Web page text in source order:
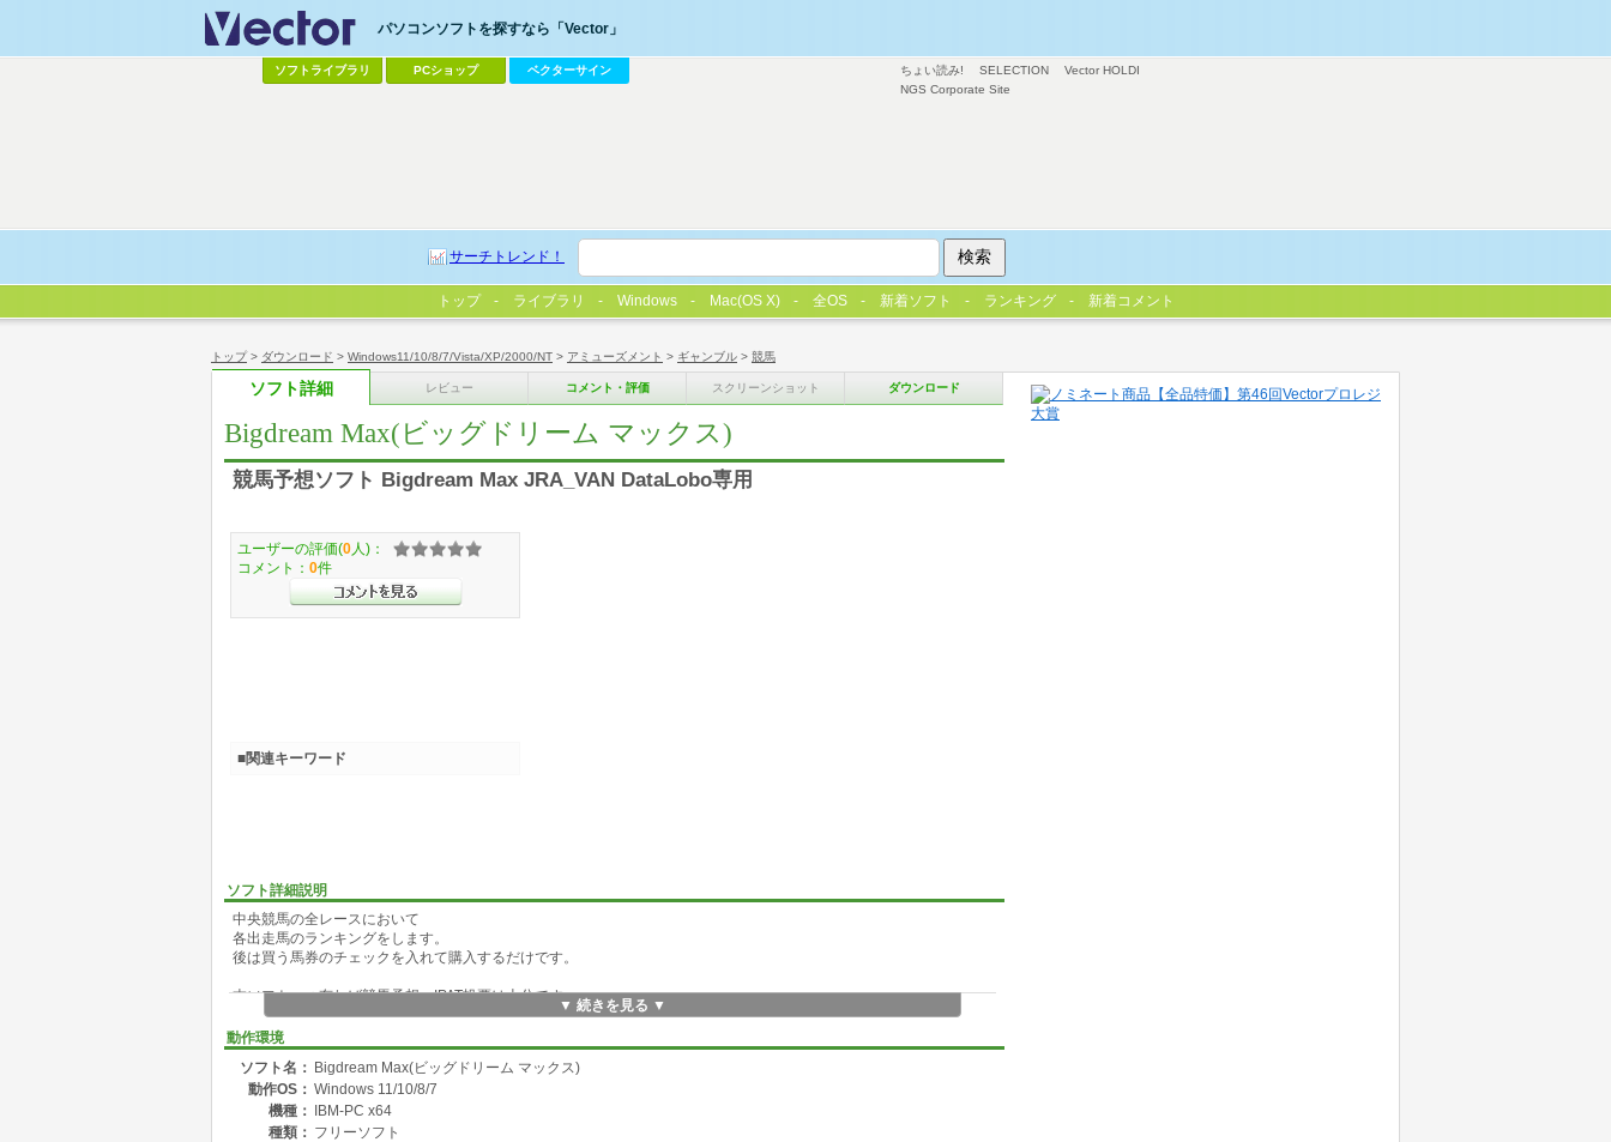
トップ> ダウンロード > Windows11/10/8/7/Vista/XP/2000/NT > アミューズメント > ギャンブル > 競馬
ソフト詳細 レビュー コメント・評価 スクリーンショット ダウンロード
Bigdream Max(ビッグドリーム マックス)
競馬予想ソフト Bigdream Max JRA_VAN DataLobo専用
ソフト詳細説明
中央競馬の全レースにおいて
各出走馬のランキングをします。
後は買う馬券のチェックを入れて購入するだけです。
本ソフト一つ有れば競馬予想、IPAT投票は十分です。
▼ 続きを見る ▼
動作環境
ソフト名： Bigdream Max(ビッグドリーム マックス)
動作OS： Windows 11/10/8/7
機種：
IBM-PC x64
種類： フリーソフト
ユーザーの評価(0 人)：
コメント： 0件
■関連キーワード
ちょい読み! SELECTION
Vector HOLDI
NGS Corporate Site
パソコンソフトを探すなら「Vector」
ソフトライブラリ PCショップ ベクターサイン
サーチトレンド！
トップ ライブラリ Windows Mac(OS X) 全OS 新着ソフト ランキング 新着コメント